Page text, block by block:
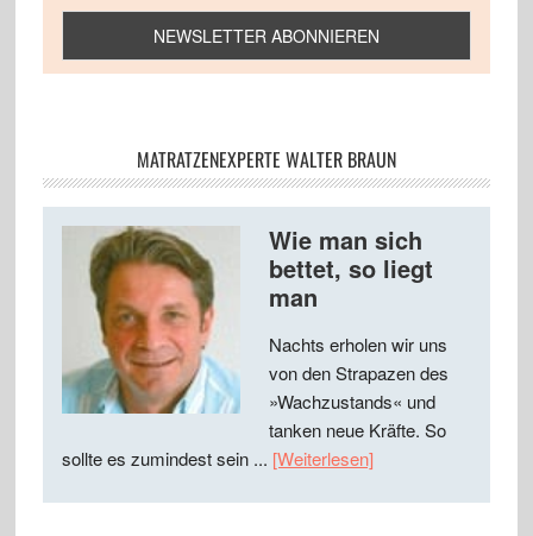
MATRATZENEXPERTE WALTER BRAUN
Wie man sich
bettet, so liegt
man
Nachts erholen wir uns
von den Strapazen des
»Wachzustands« und
tanken neue Kräfte. So
sollte es zumindest sein ... [Weiterlesen]